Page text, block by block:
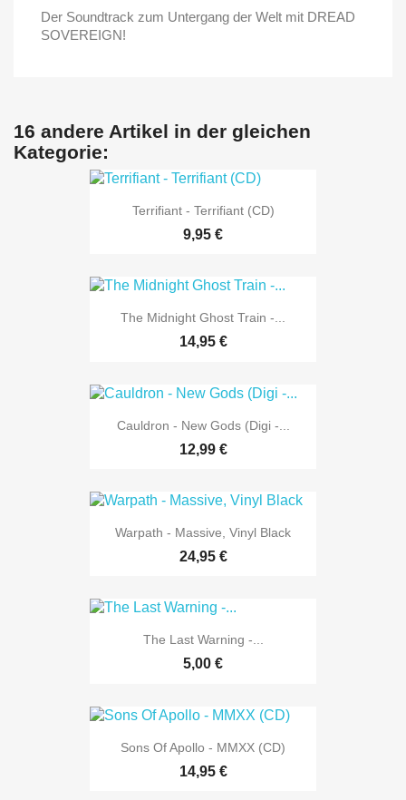
Der Soundtrack zum Untergang der Welt mit DREAD
SOVEREIGN!
16 andere Artikel in der gleichen
Kategorie:
Terrifiant - Terrifiant (CD)
9,95 €
The Midnight Ghost Train -...
14,95 €
Cauldron - New Gods (Digi -...
12,99 €
Warpath - Massive, Vinyl Black
24,95 €
The Last Warning -...
5,00 €
Sons Of Apollo - MMXX (CD)
14,95 €